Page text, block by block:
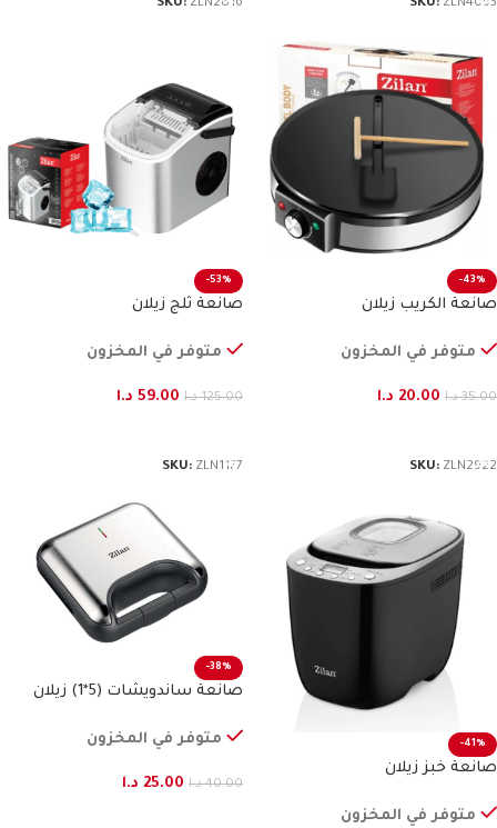
SKU: ZLN4093
SKU: ZLN2816
-43%
صانعة الكريب زيلان
متوفر في المخزون
35.00 د.ا 20.00 د.ا
SKU: ZLN2922
-53%
صانعة ثلج زيلان
متوفر في المخزون
125.00 د.ا 59.00 د.ا
SKU: ZLN1177
-41%
صانعة خبز زيلان
متوفر في المخزون
-38%
صانعة ساندويشات (5*1) زيلان
متوفر في المخزون
40.00 د.ا 25.00 د.ا